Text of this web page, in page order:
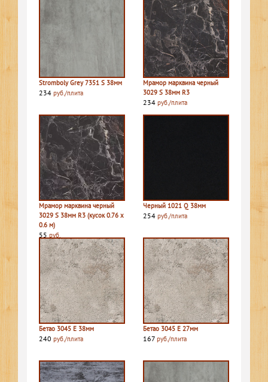
Stromboly Grey 7351 S 38мм
234 руб./плита
Мрамор марквина черный
3029 S 38мм R3
234 руб./плита
Мрамор марквина черный
3029 S 38мм R3 (кусок 0.76 х
0.6 м)
55 руб.
Черный 1021 Q 38мм
254 руб./плита
Бетао 3045 E 38мм
240 руб./плита
Бетао 3045 E 27мм
167 руб./плита